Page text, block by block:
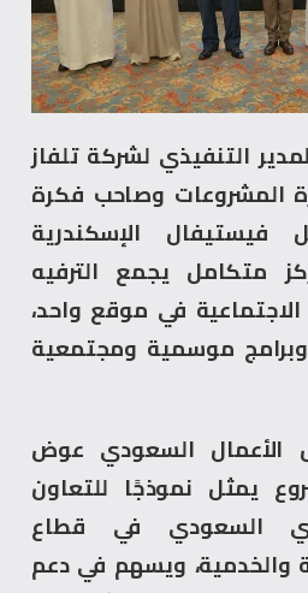
التنفيذي لشركة تلفاز
المشروعات وصاحب فكرة
الإسكندرية
متكامل يجمع الترفيه
في موقع واحد،
موسمية ومجتمعية
الأعمال السعودي عوض
يمثل نموذجًا للتعاون
السعودي في قطاع
والخدمية، ويسهم في دعم